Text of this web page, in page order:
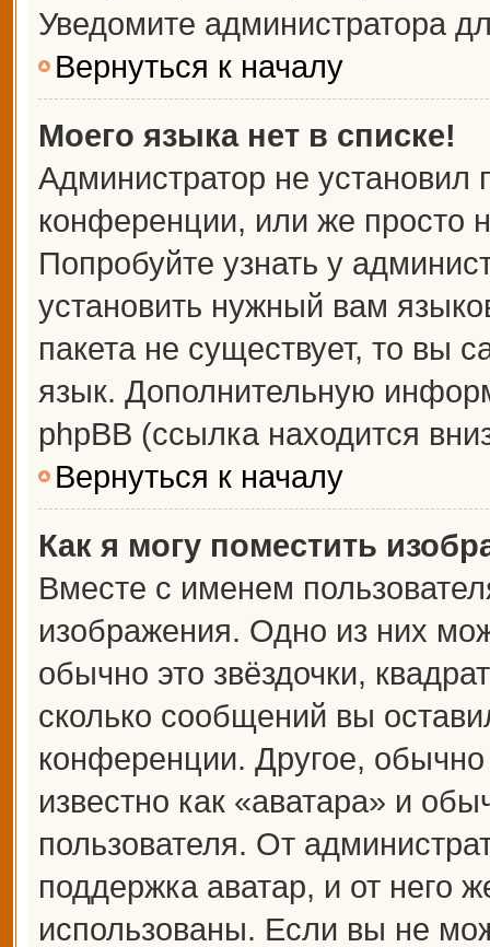
Уведомите администратора
Вернуться к началу
Моего языка нет в списке!
Администратор не установил
конференции, или же просто
Попробуйте узнать у
установить нужный вам
пакета не существует, то вы
язык. Дополнительную
phpBB (ссылка находится
Вернуться к началу
Как я могу поместить
Вместе с именем
изображения. Одно из них
обычно это звёздочки,
сколько сообщений вы
конференции. Другое,
известно как «аватара» и
пользователя. От
поддержка аватар, и от него
использованы. Если вы не